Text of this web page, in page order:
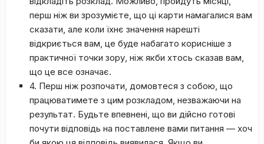
перш ніж ви зрозумієте, що ці карти намагалися вам
сказати, але коли їхнє значення нарешті
відкриється вам, це буде набагато корисніше з
практичної точки зору, ніж якби хтось сказав вам,
що це все означає.
4. Перш ніж розпочати, домовтеся з собою, що
працюватимете з цим розкладом, незважаючи на
результат. Будьте впевнені, що ви дійсно готові
почути відповідь на поставлене вами питання — хоч